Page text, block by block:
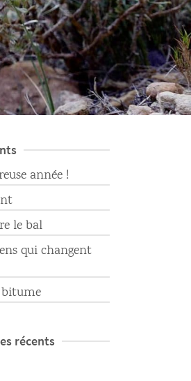
année !
le bal
qui changent
récents